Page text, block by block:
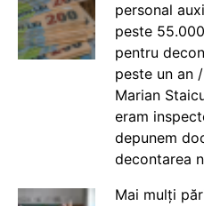
personal
peste
pentru
peste un an
Marian
eram
depunem
decontarea
Mai mulți